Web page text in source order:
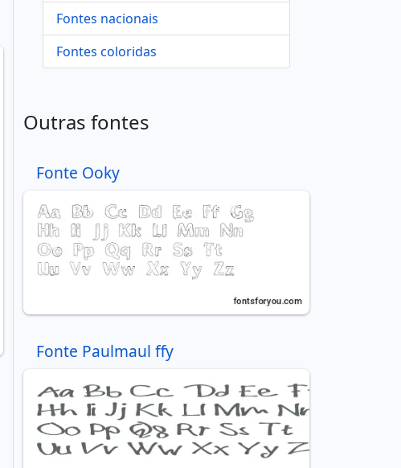
Fontes nacionais
Fontes coloridas
Outras fontes
Fonte Ooky
Fonte Paulmaul ffy